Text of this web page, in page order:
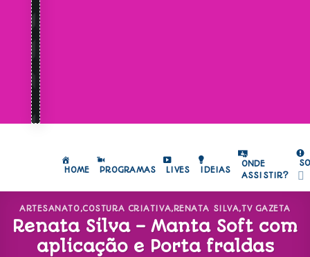
HOME PROGRAMAS LIVES IDEIAS
ONDE
ASSISTIR?
ARTESANATO,COSTURA CRIATIVA,RENATA SILVA,TV GAZETA
Renata Silva – Manta Soft com
aplicação e Porta fraldas